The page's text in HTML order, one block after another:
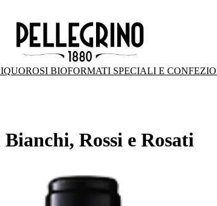
BIOFORMATI SPECIALI E
Rossi e Rosati